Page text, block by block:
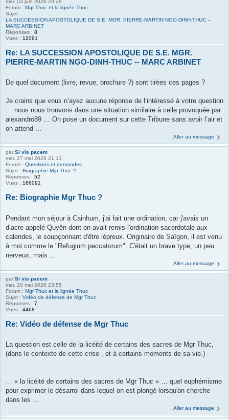
Forum : Mgr Thuc et la lignée Thuc
Sujet :
LA SUCCESSION APOSTOLIQUЕ DE S.E. MGR. PIERRE-MARTIN NGO-DINH-THUC --
MARC ARBINET
Réponses : 8
Vues : 12091
Re: LA SUCCESSION APOSTOLIQUЕ DE S.E. MGR.
PIERRE-MARTIN NGO-DINH-THUC -- MARC ARBINET
De quel document (livre, revue, brochure ?) sont tirées ces pages ?
Je crains que vous n’ayez aucune réponse de l’intéressé à votre question
… nous nous trouvons dans une situation similaire à celle provoquée par
alexandro89 … On pose un document sur cette Tribune sans avoir l’air et
on attend ...
Aller au message
par Si vis pacem
mer. 27 mai 2026 21:13
Forum : Questions et demandes
Sujet : Biographie Mgr Thuc ?
Réponses : 52
Vues : 186091
Re: Biographie Mgr Thuc ?
Pendant mon séjour à Cainhum, j'ai fait une ordination, car j'avais un
diacre appelé Quyên dont on avait remis l'ordination sacerdotale aux
calendes, le soupçonnant d'être lépreux. Originaire de Saïgon, il est venu
à moi comme le "Refugium peccatorum". C'était un brave type, un peu
nerveux, mais ...
Aller au message
par Si vis pacem
mer. 20 mai 2026 23:55
Forum : Mgr Thuc et la lignée Thuc
Sujet : Vidéo de défense de Mgr Thuc
Réponses : 7
Vues : 4468
Re: Vidéo de défense de Mgr Thuc
La question est celle de la licéité de certains des sacres de Mgr Thuc,
(dans le contexte de cette crise , et à certains moments de sa vie.)
… « la licéité de certains des sacres de Mgr Thuc » … quel euphémisme
pour exprimer le désarroi dans lequel on est plongé lorsqu'on cherche
dans les ...
Aller au message